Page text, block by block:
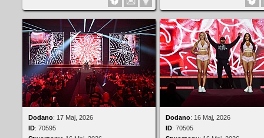
Dodano: 16 Maj, 2026
ID: 70505
Dodano: 17 Maj, 2026
ID: 70595